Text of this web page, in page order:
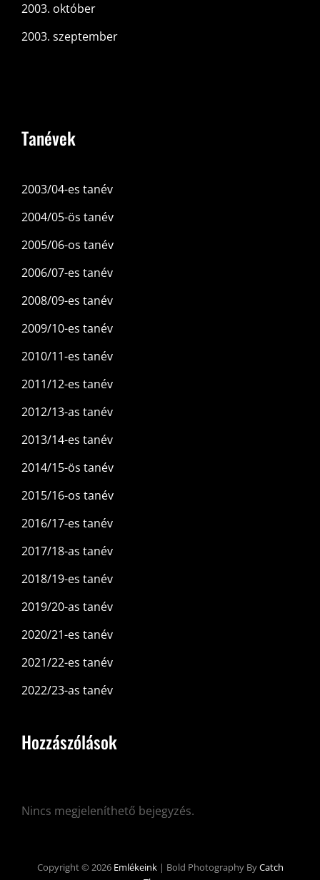
2003. október
2003. szeptember
Tanévek
2003/04-es tanév
2004/05-ös tanév
2005/06-os tanév
2006/07-es tanév
2008/09-es tanév
2009/10-es tanév
2010/11-es tanév
2011/12-es tanév
2012/13-as tanév
2013/14-es tanév
2014/15-ös tanév
2015/16-os tanév
2016/17-es tanév
2017/18-as tanév
2018/19-es tanév
2019/20-as tanév
2020/21-es tanév
2021/22-es tanév
2022/23-as tanév
Hozzászólások
Nincs megjeleníthető bejegyzés.
Copyright © 2026 Emlékeink | Bold Photography ByCatch